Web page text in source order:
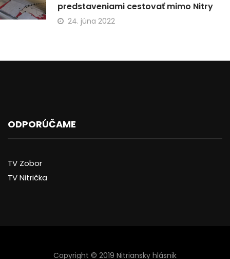
predstaveniami cestovať mimo Nitry
24. júna 2022
ODPORÚČAME
TV Zobor
TV Nitrička
Copyright © 2019 Nitriansky hlásnik